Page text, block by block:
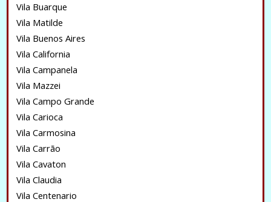
Vila Buarque
Vila Matilde
Vila Buenos Aires
Vila California
Vila Campanela
Vila Mazzei
Vila Campo Grande
Vila Carioca
Vila Carmosina
Vila Carrão
Vila Cavaton
Vila Claudia
Vila Centenario